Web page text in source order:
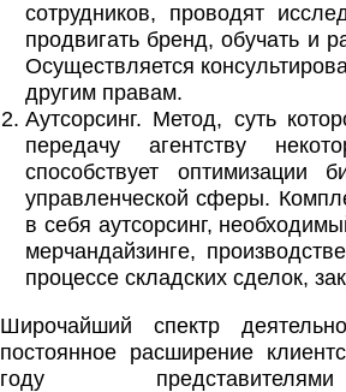
сотрудников, проводят
продвигать бренд, обучать и
Осуществляется
другим правам.
Аутсорсинг. Метод, суть
передачу агентству
способствует оптимизации
управленческой сферы.
в себя аутсорсинг,
мерчандайзинге,
процессе складских сделок,
Широчайший спектр
постоянное расширение
году